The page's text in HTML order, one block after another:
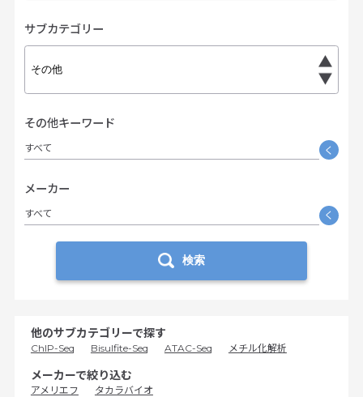
サブカテゴリー
その他キーワード
すべて く
メーカー
すべて く
検索
他のサブカテゴリーで探す
ChIP-Seq Bisulfite-Seq ATAC-Seq メチル化解析
メーカーで絞り込む
アメリエフ タカラバイオ